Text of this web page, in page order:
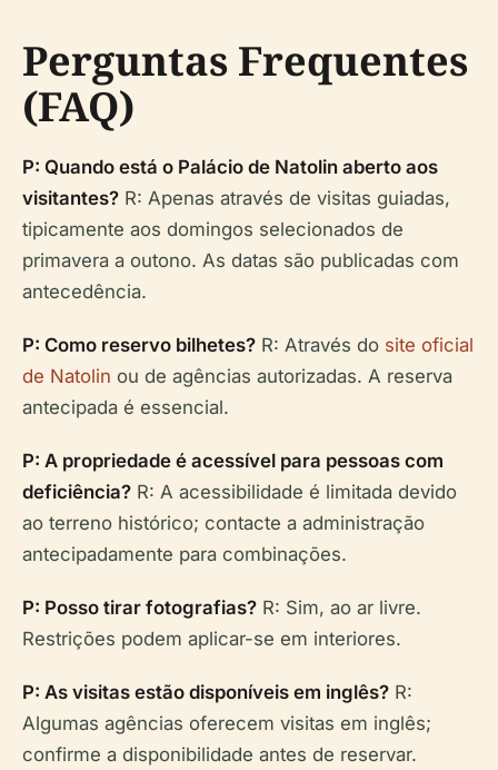
Perguntas Frequentes
(FAQ)
P: Quando está o Palácio de Natolin aberto aos
visitantes? R: Apenas através de visitas guiadas,
tipicamente aos domingos selecionados de
primavera a outono. As datas são publicadas com
antecedência.
P: Como reservo bilhetes? R: Através do site oficial
de Natolin ou de agências autorizadas. A reserva
antecipada é essencial.
P: A propriedade é acessível para pessoas com
deficiência? R: A acessibilidade é limitada devido
ao terreno histórico; contacte a administração
antecipadamente para combinações.
P: Posso tirar fotografias? R: Sim, ao ar livre.
Restrições podem aplicar-se em interiores.
P: As visitas estão disponíveis em inglês? R:
Algumas agências oferecem visitas em inglês;
confirme a disponibilidade antes de reservar.